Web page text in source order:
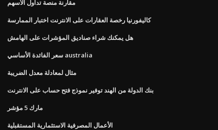
مقارنة منصة تداول الأسهم
كاليفورنيا رخصة العقارات على الانترنت اختبار الممارسة
هل يمكنك شراء صناديق المؤشرات على الهامش
سعر الفائدة الأساسي australia
مثال لمعادلة معدل الضريبة
بنك الدولة من الهند توفير نموذج فتح حساب على الانترنت
مارك 5 مؤشر
الأعمال المصرفية الاستثمارية المستقبلية